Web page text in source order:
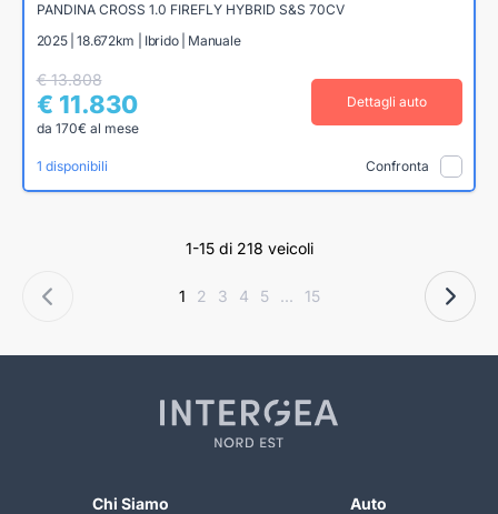
PANDINA CROSS 1.0 FIREFLY HYBRID S&S 70CV
2025 | 18.672km | Ibrido | Manuale
€ 13.808
€ 11.830
da 170€ al mese
Dettagli auto
1 disponibili Confronta
1-15 di 218 veicoli
1 2 3 4 5 ... 15
Chi Siamo Auto